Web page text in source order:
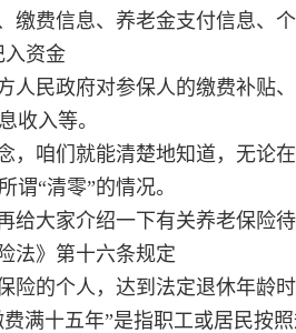
缴费信息、养老金支付信息、
入资金
人民政府对参保人的缴费补贴
收入等。
，咱们就能清楚地知道，无论
谓“清零”的情况。
给大家介绍一下有关养老保险待
法》第十六条规定
险的个人，达到法定退休年龄
满十五年”是指职工或居民按